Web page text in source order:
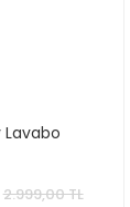
Lavabo
2.999,00 TL